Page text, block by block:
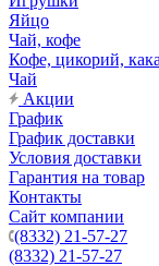
Яйцо
Чай, кофе
Кофе, цикорий,
Чай
Акции
График
График доставки
Условия доставки
Гарантия на товар
Контакты
Сайт компании
(8332) 21-57-27
(8332) 21-57-27